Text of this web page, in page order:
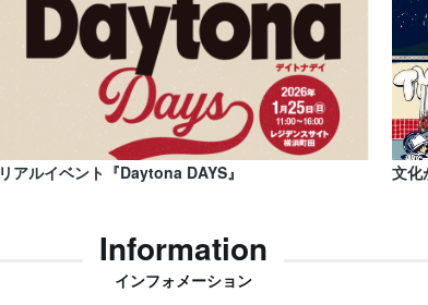
リアルイベント『Daytona DAYS』 文化
Information
インフォメーション